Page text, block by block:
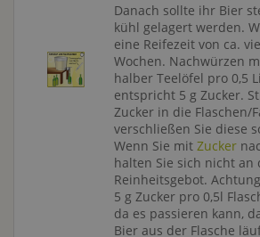
Danach sollte ihr Bier
kühl gelagert werden.
eine Reifezeit von ca.
Wochen. Nachwürzen
halber Teelöfel pro 0,5
entspricht 5 g Zucker.
Zucker in die Flaschen/
verschließen Sie diese
Wenn Sie mit Zucker
halten Sie sich nicht an
Reinheitsgebot.
5 g Zucker pro 0,5l
da es passieren kann,
Bier aus der Flasche